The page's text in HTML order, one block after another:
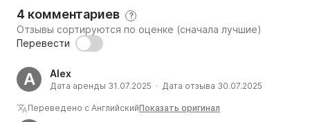
- 2 SUP-доски (доски для сапсерфинга)
- Много снаряжения для снорклинга
- Рыболовные удочки.
ИСКЛЮЧЕНИЯ
- Трансфер из отеля и обратно
- Пляжные полотенца
4 комментариев ?
Отзывы сортируются по оценке (сначала лучшие)
Перевести
A Alex
Дата аренды 31.07.2025 · Дата отзыва 30.07.2025
Переведено с АнглийскийПоказать оригинал